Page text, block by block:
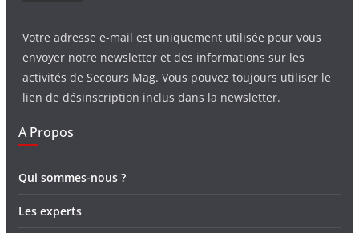
Votre adresse e-mail est uniquement utilisée pour vous
envoyer notre newsletter et des informations sur les
activités de Secours Mag. Vous pouvez toujours utiliser le
lien de désinscription inclus dans la newsletter.
A Propos
Qui sommes-nous ?
Les experts